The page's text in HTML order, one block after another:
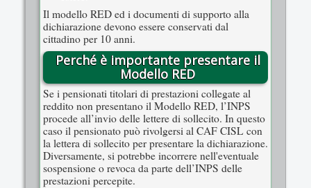
Il modello RED ed i documenti di supporto alla
dichiarazione devono essere conservati dal
cittadino per 10 anni.
Perché è importante presentare il
Modello RED
Se i pensionati titolari di prestazioni collegate al
reddito non presentano il Modello RED, l’INPS
procede all’invio delle lettere di sollecito. In questo
caso il pensionato può rivolgersi al CAF CISL con
la lettera di sollecito per presentare la dichiarazione.
Diversamente, si potrebbe incorrere nell'eventuale
sospensione o revoca da parte dell’INPS delle
prestazioni percepite.